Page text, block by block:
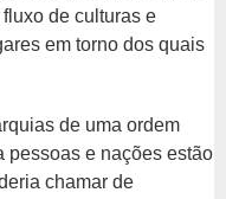
de culturas e
em torno dos quais
de uma ordem
pessoas e nações estão
chamar de